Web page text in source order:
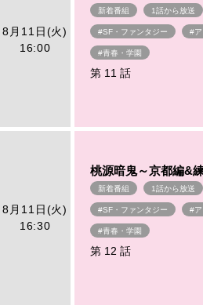
8月11日(火)
16:00
新着番組 1話から放送
#SF・ファンタジー #
#青春・学園
第 11 話
8月11日(火)
16:30
桃源暗鬼～京都編&
新着番組 1話から放送
#SF・ファンタジー #
#青春・学園
第 12 話